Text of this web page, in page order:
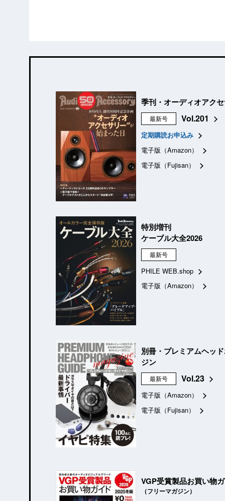
季刊・オーディオアク
最新号 Vol.201
定期購読お申込み
電子版（Amazon）
電子版（Fujisan）
特別増刊
ケーブル大全2026
最新号
PHILE WEB.shop
電子版（Amazon）
別冊・プレミアムヘッ
ジン
最新号 Vol.23
電子版（Amazon）
電子版（Fujisan）
VGP受賞製品お買い物
（フリーマガジン）